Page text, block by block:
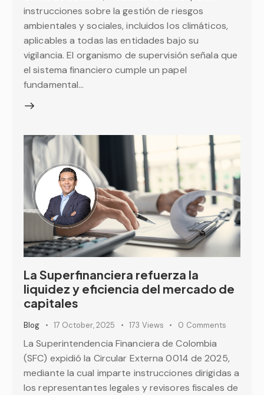
instrucciones sobre la gestión de riesgos
ambientales y sociales, incluidos los climáticos,
aplicables a todas las entidades bajo su
vigilancia. El organismo de supervisión señala que
el sistema financiero cumple un papel
fundamental…
La Superfinanciera refuerza la
liquidez y eficiencia del mercado de
capitales
Blog 17 October, 2025 173 Views 0 Comments
La Superintendencia Financiera de Colombia
(SFC) expidió la Circular Externa 0014 de 2025,
mediante la cual imparte instrucciones dirigidas a
los representantes legales y revisores fiscales de